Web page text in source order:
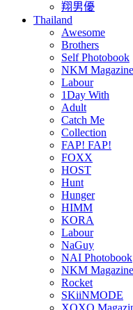
翔男優
Thailand
Awesome
Brothers
Self Photobook
NKM Magazine
Labour
1Day With
Adult
Catch Me
Collection
FAP! FAP!
FOXX
HOST
Hunt
Hunger
HIMM
KORA
Labour
NaGuy
NAI Photobook
NKM Magazine
Rocket
SKiiNMODE